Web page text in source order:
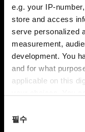
e.g. your IP-
store and access
serve personalized
measurement,
development. You
and for what
applicable on this
the Privacy trigger
선택
필수
이메일(오타에 주
문제에 관한 간단